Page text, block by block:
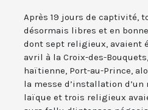
Après 19 jours de captivité,
désormais libres et en
dont sept religieux, avaient
avril à la Croix-des-
haïtienne, Port-au-Prince,
la messe d’installation d’un
laïque et trois religieux